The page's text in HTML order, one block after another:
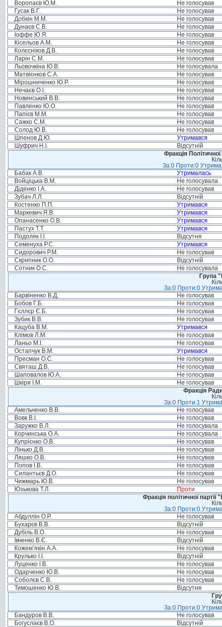
Воропаєв Ю.М.
Не голосував
Гусак В.Г.
Не голосував
Добкін М.М.
Не голосував
Дунаєв С.В.
Не голосував
Іоффе Ю.Я.
Не голосував
Кісельов А.М.
Не голосував
Колєсніков Д.В.
Не голосував
Ларін С.М.
Не голосував
Льовочкіна Ю.В.
Не голосувала
Матвієнков С.А.
Не голосував
Мірошниченко Ю.Р.
Не голосував
Нечаєв О.І.
Не голосував
Новинський В.В.
Не голосував
Павленко Ю.О.
Не голосував
Папієв М.М.
Не голосував
Сажко С.М.
Не голосував
Солод Ю.В.
Не голосував
Шпенов Д.Ю.
Утримався
Шуфрич Н.І.
Відсутній
Фракція
За:0 Проти:0
Бабак А.В.
Утрималась
Войціцька В.М.
Не голосувала
Діденко І.А.
Не голосував
Зубач Л.Л.
Відсутній
Костенко П.П.
Утримався
Маркевич Я.В.
Утримався
Опанасенко О.В.
Утримався
Пастух Т.Т.
Утримався
Подоляк І.І.
Відсутня
Семенуха Р.С.
Утримався
Сидорович Р.М.
Не голосував
Скрипник О.О.
Відсутній
Сотник О.С.
Не голосувала
Група
За:0 Проти:0
Барвіненко В.Д.
Не голосував
Бобов Г.Б.
Не голосував
Гєллєр Є.Б.
Не голосував
Зубик В.В.
Не голосував
Кацуба В.М.
Утримався
Клімов Л.М.
Не голосував
Ланьо М.І.
Не голосував
Остапчук В.М.
Утримався
Пресман О.С.
Не голосував
Святаш Д.В.
Не голосував
Шаповалов Ю.А.
Не голосував
Шкіря І.М.
Не голосував
Фракція
За:0 Проти:1
Амельченко В.В.
Не голосував
Вовк В.І.
Не голосував
Заружко В.Л.
Не голосувала
Корчинська О.А.
Не голосувала
Купрієнко О.В.
Не голосував
Лінько Д.В.
Не голосував
Ляшко О.В.
Не голосував
Попов І.В.
Не голосував
Силантьєв Д.О.
Не голосував
Чижмарь Ю.В.
Не голосував
Юзькова Т.Л.
Проти
Фракція політичної
За:0 Проти:0
Абдуллін О.Р.
Не голосував
Бухарєв В.В.
Відсутній
Дубіль В.О.
Не голосував
Івченко В.Є.
Відсутній
Кожем’якін А.А.
Не голосував
Крулько І.І.
Відсутній
Луценко І.В.
Не голосував
Одарченко Ю.В.
Не голосував
Соболєв С.В.
Не голосував
Тимошенко Ю.В.
Відсутня
За:0 Проти:0
Бандуров В.В.
Не голосував
Богуслаєв В.О.
Відсутній